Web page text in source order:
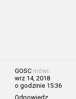
GOSC mówi:
wrz 14, 2018
o godzinie 15:36
Odpowiedz